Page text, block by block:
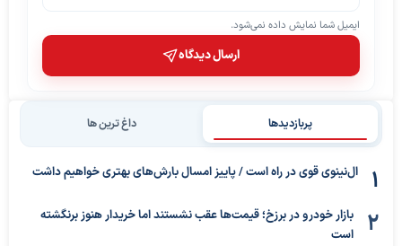
ایمیل شما نمایش داده نمی‌شود.
ارسال دیدگاه
پربازدیدها داغ ترین ها
ال‌نینوی قوی در راه است / پاییز امسال بارش‌های بهتری خواهیم داشت
بازار خودرو در برزخ؛ قیمت‌ها عقب نشستند اما خریدار هنوز برنگشته
است